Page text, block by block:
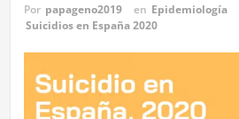
Por papageno2019 en Epidemiología
Suicidios en España 2020